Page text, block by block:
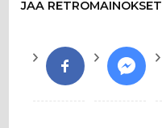
JAA RETROMAINOKSET